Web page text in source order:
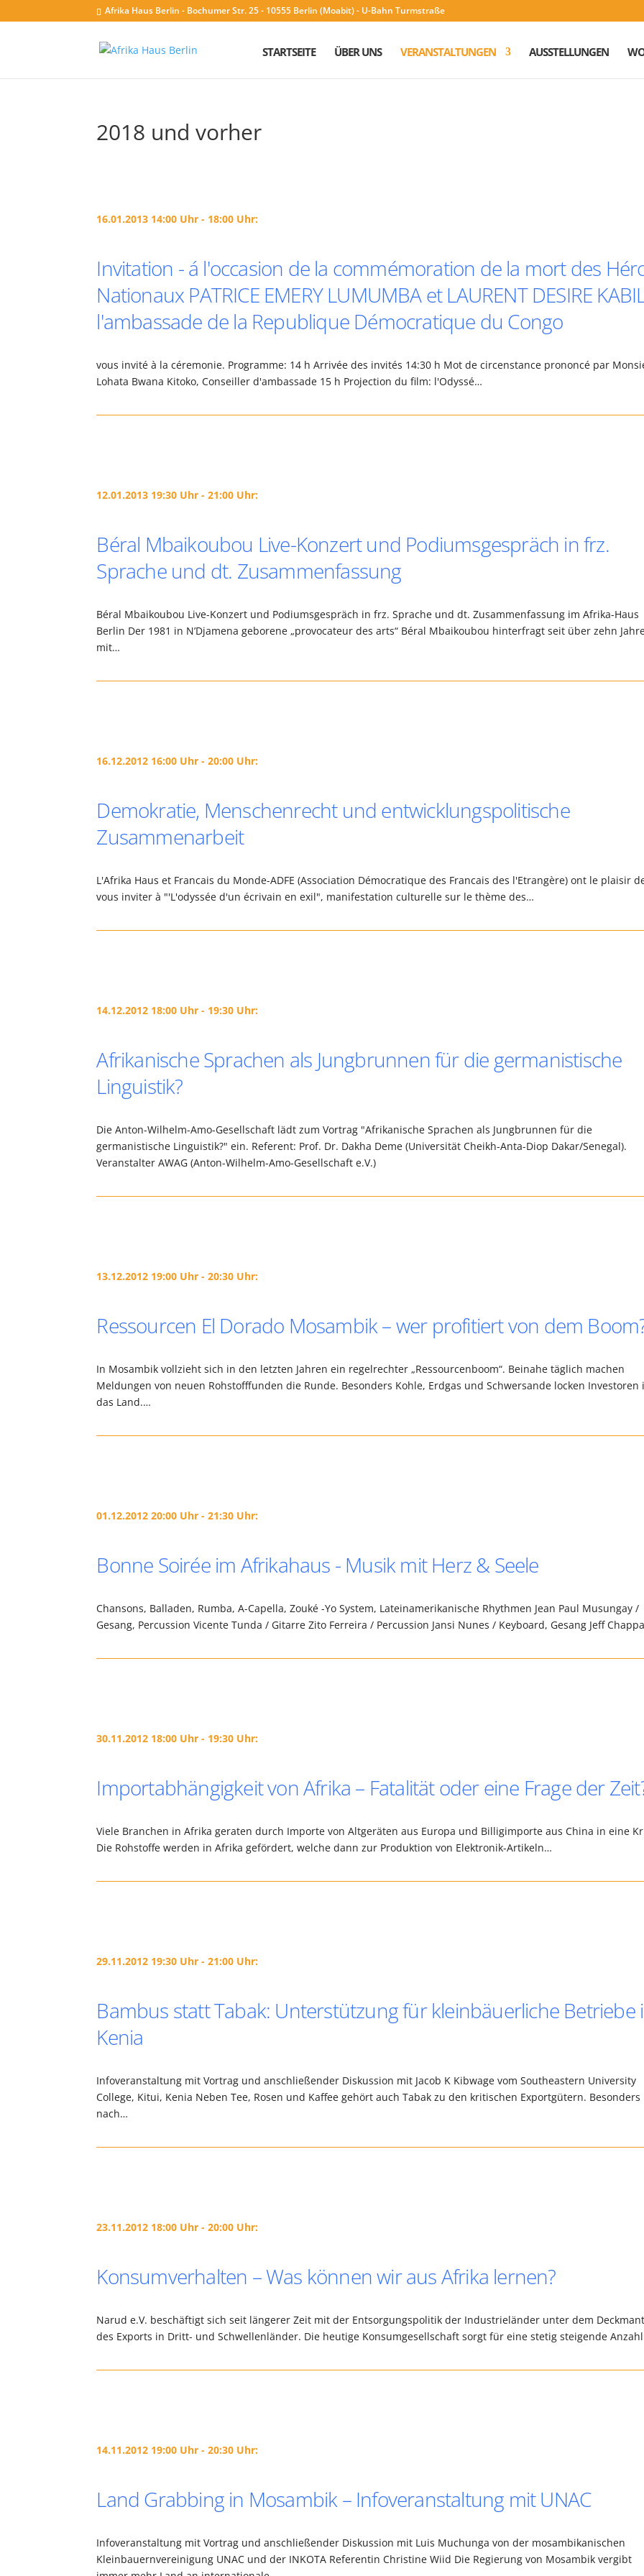
Afrika Haus Berlin - Bochumer Str. 25 - 10555 Berlin (Moabit) - U-Bahn Turmstraße
STARTSEITE ÜBER UNS VERANSTALTUNGEN AUSSTELLUNGEN
2018 und vorher
16.01.2013 14:00 Uhr - 18:00 Uhr:
Invitation - á l'occasion de la commémoration de la mort des
Nationaux PATRICE EMERY LUMUMBA et LAURENT DESIRE
l'ambassade de la Republique Démocratique du Congo
vous invité à la céremonie. Programme: 14 h Arrivée des invités 14:30 h Mot de circenstance prononcé par
Lohata Bwana Kitoko, Conseiller d'ambassade 15 h Projection du film: l'Odyssé…
12.01.2013 19:30 Uhr - 21:00 Uhr:
Béral Mbaikoubou Live-Konzert und Podiumsgespräch in frz.
Sprache und dt. Zusammenfassung
Béral Mbaikoubou Live-Konzert und Podiumsgespräch in frz. Sprache und dt. Zusammenfassung im Afrika-Haus
Berlin Der 1981 in N’Djamena geborene „provocateur des arts“ Béral Mbaikoubou hinterfragt seit über zehn
mit…
16.12.2012 16:00 Uhr - 20:00 Uhr:
Demokratie, Menschenrecht und entwicklungspolitische
Zusammenarbeit
L'Afrika Haus et Francais du Monde-ADFE (Association Démocratique des Francais des l'Etrangère) ont le plaisir
vous inviter à "'L'odyssée d'un écrivain en exil", manifestation culturelle sur le thème des…
14.12.2012 18:00 Uhr - 19:30 Uhr:
Afrikanische Sprachen als Jungbrunnen für die germanistische
Linguistik?
Die Anton-Wilhelm-Amo-Gesellschaft lädt zum Vortrag "Afrikanische Sprachen als Jungbrunnen für die
germanistische Linguistik?" ein. Referent: Prof. Dr. Dakha Deme (Universität Cheikh-Anta-Diop Dakar/Senegal).
Veranstalter AWAG (Anton-Wilhelm-Amo-Gesellschaft e.V.)
13.12.2012 19:00 Uhr - 20:30 Uhr:
Ressourcen El Dorado Mosambik – wer profitiert von dem
In Mosambik vollzieht sich in den letzten Jahren ein regelrechter „Ressourcenboom“. Beinahe täglich machen
Meldungen von neuen Rohstofffunden die Runde. Besonders Kohle, Erdgas und Schwersande locken Investoren
das Land.…
01.12.2012 20:00 Uhr - 21:30 Uhr:
Bonne Soirée im Afrikahaus - Musik mit Herz & Seele
Chansons, Balladen, Rumba, A-Capella, Zouké -Yo System, Lateinamerikanische Rhythmen Jean Paul Musungay /
Gesang, Percussion Vicente Tunda / Gitarre Zito Ferreira / Percussion Jansi Nunes / Keyboard, Gesang Jeff
30.11.2012 18:00 Uhr - 19:30 Uhr:
Importabhängigkeit von Afrika – Fatalität oder eine Frage der
Viele Branchen in Afrika geraten durch Importe von Altgeräten aus Europa und Billigimporte aus China in eine
Die Rohstoffe werden in Afrika gefördert, welche dann zur Produktion von Elektronik-Artikeln…
29.11.2012 19:30 Uhr - 21:00 Uhr:
Bambus statt Tabak: Unterstützung für kleinbäuerliche Betriebe
Kenia
Infoveranstaltung mit Vortrag und anschließender Diskussion mit Jacob K Kibwage vom Southeastern University
College, Kitui, Kenia Neben Tee, Rosen und Kaffee gehört auch Tabak zu den kritischen Exportgütern. Besonders
nach…
23.11.2012 18:00 Uhr - 20:00 Uhr:
Konsumverhalten – Was können wir aus Afrika lernen?
Narud e.V. beschäftigt sich seit längerer Zeit mit der Entsorgungspolitik der Industrieländer unter dem
des Exports in Dritt- und Schwellenländer. Die heutige Konsumgesellschaft sorgt für eine stetig steigende
14.11.2012 19:00 Uhr - 20:30 Uhr:
Land Grabbing in Mosambik – Infoveranstaltung mit UNAC
Infoveranstaltung mit Vortrag und anschließender Diskussion mit Luis Muchunga von der mosambikanischen
Kleinbauernvereinigung UNAC und der INKOTA Referentin Christine Wiid Die Regierung von Mosambik vergibt